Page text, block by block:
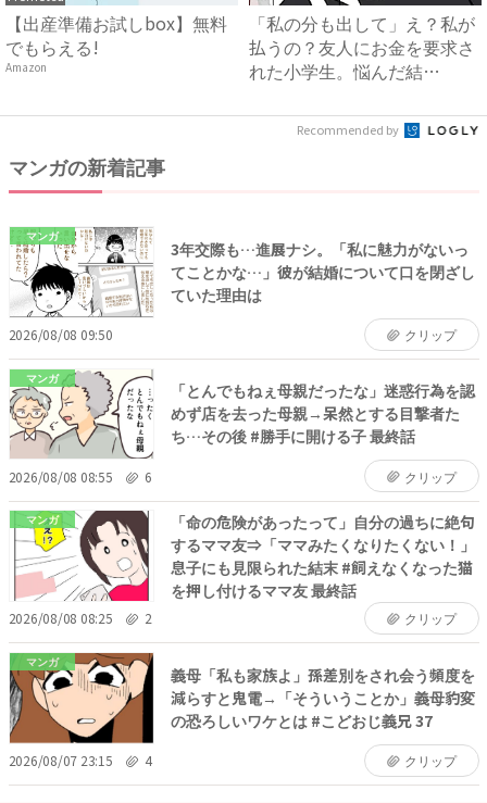
【出産準備お試しbox】無料
でもらえる!
Amazon
「私の分も出して」え？私が
払うの？友人にお金を要求さ
れた小学生。悩んだ結
Recommended by
マンガの新着記事
マンガ
3年交際も…進展ナシ。「私に魅力がないっ
てことかな…」彼が結婚について口を閉ざし
ていた理由は
2026/08/08 09:50 クリップ
マンガ
「とんでもねぇ母親だったな」迷惑行為を認
めず店を去った母親→呆然とする目撃者た
ち…その後 #勝手に開ける子 最終話
2026/08/08 08:55 6 クリップ
マンガ
「命の危険があったって」自分の過ちに絶句
するママ友⇒「ママみたくなりたくない！」
息子にも見限られた結末 #飼えなくなった猫
を押し付けるママ友 最終話
2026/08/08 08:25 2 クリップ
マンガ
義母「私も家族よ」孫差別をされ会う頻度を
減らすと鬼電→「そういうことか」義母豹変
の恐ろしいワケとは #こどおじ義兄 37
2026/08/07 23:15 4 クリップ